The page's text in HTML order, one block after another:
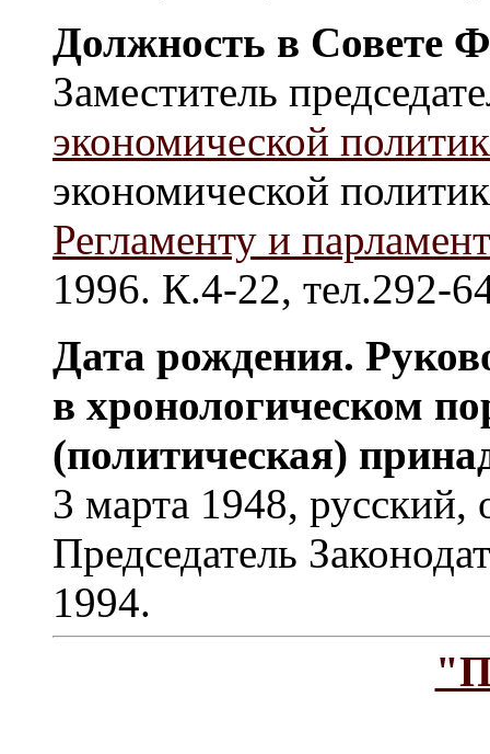
Должность в Совете
Заместитель
экономической
экономической
Регламенту и
1996. К.4-22, тел.292-
Дата рождения.
в хронологическом
(политическая)
3 марта 1948, русский,
Председатель
1994.